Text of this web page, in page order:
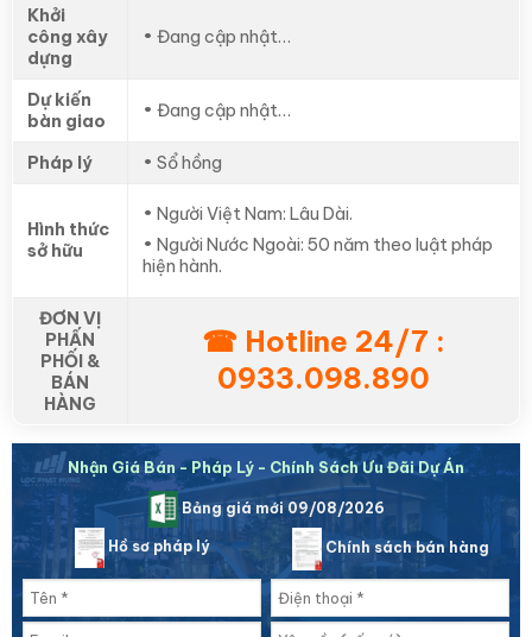
Khởi
công xây
dựng
• Đang cập nhật…
Dự kiến
bàn giao
• Đang cập nhật…
Pháp lý • Sổ hồng
Hình thức
sở hữu
• Người Việt Nam: Lâu Dài.
• Người Nước Ngoài: 50 năm theo luật pháp
hiện hành.
ĐƠN VỊ
PHẤN
PHỐI &
BÁN
HÀNG
☎ Hotline 24/7 :
0933.098.890
Nhận Giá Bán - Pháp Lý - Chính Sách Ưu Đãi Dự Án
Bảng giá mới 09/08/2026
Hồ sơ pháp lý Chính sách bán hàng